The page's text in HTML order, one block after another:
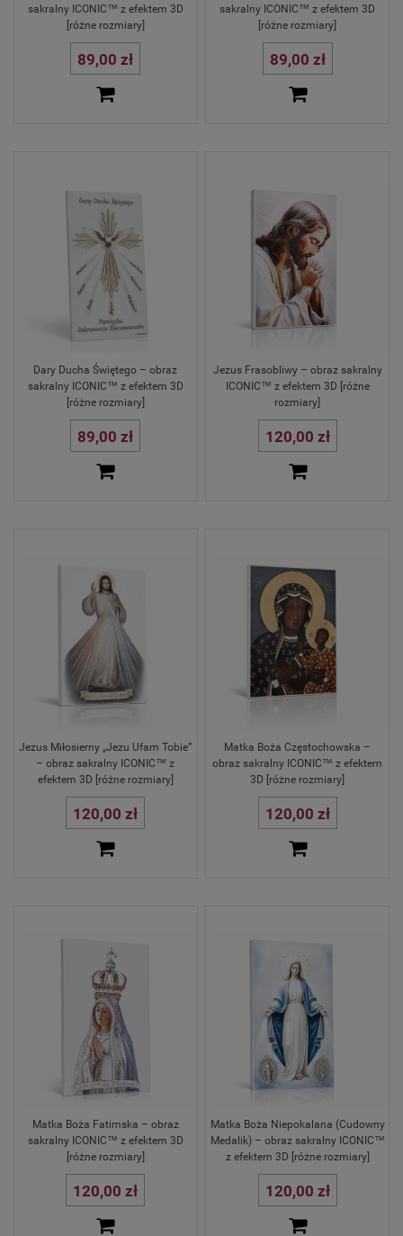
sakralny ICONIC™ z efektem 3D
[różne rozmiary]
89,00 zł
sakralny ICONIC™ z efektem 3D
[różne rozmiary]
89,00 zł
Dary Ducha Świętego – obraz
sakralny ICONIC™ z efektem 3D
[różne rozmiary]
89,00 zł
Jezus Frasobliwy – obraz sakralny
ICONIC™ z efektem 3D [różne
rozmiary]
120,00 zł
Jezus Miłosierny „Jezu Ufam Tobie”
– obraz sakralny ICONIC™ z
efektem 3D [różne rozmiary]
120,00 zł
Matka Boża Częstochowska –
obraz sakralny ICONIC™ z efektem
3D [różne rozmiary]
120,00 zł
Matka Boża Fatimska – obraz
sakralny ICONIC™ z efektem 3D
[różne rozmiary]
120,00 zł
Matka Boża Niepokalana (Cudowny
Medalik) – obraz sakralny ICONIC™
z efektem 3D [różne rozmiary]
120,00 zł